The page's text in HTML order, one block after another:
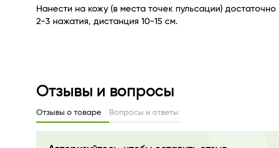
Нанести на кожу (в места точек пульсации) достаточно
2-3 нажатия, дистанция 10-15 см.
Отзывы и вопросы
Отзывы о товаре Вопросы и ответы